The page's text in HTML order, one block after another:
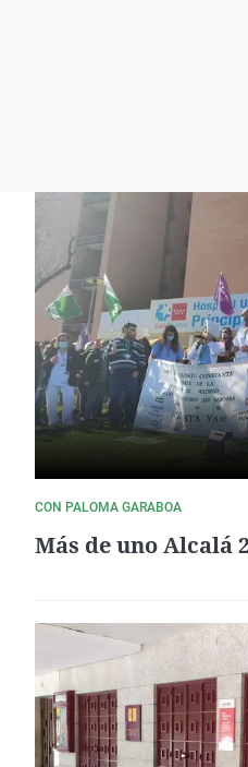
CON PALOMA GARABOA
Más de uno Alcalá